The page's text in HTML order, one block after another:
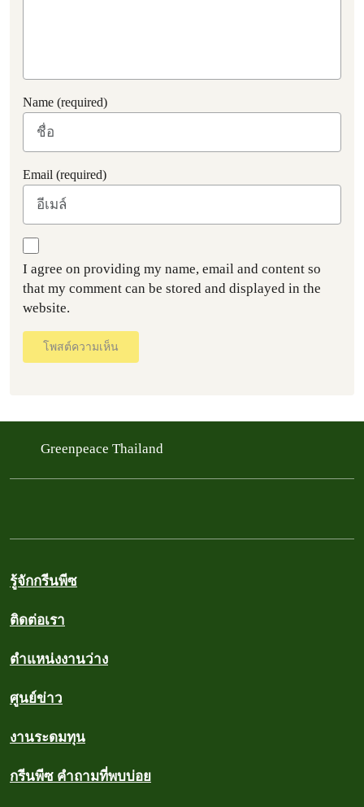
Name (required)
Email (required)
I agree on providing my name, email and content so
that my comment can be stored and displayed in the
website.
โพสต์ความเห็น
Greenpeace Thailand
รู้จักกรีนพีซ
ติดต่อเรา
ตำแหน่งงานว่าง
ศูนย์ข่าว
งานระดมทุน
กรีนพีซ คำถามที่พบบ่อย